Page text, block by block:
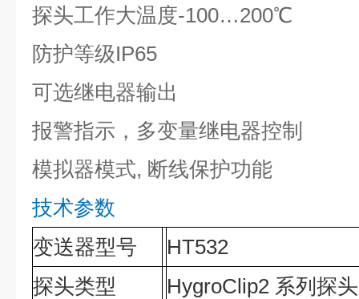
探头工作大温度-100…200℃
防护等级IP65
可选继电器输出
报警指示，多变量继电器控制
模拟器模式, 断线保护功能
技术参数
变送器型号
HT532
探头类型
HygroClip2 系列探头